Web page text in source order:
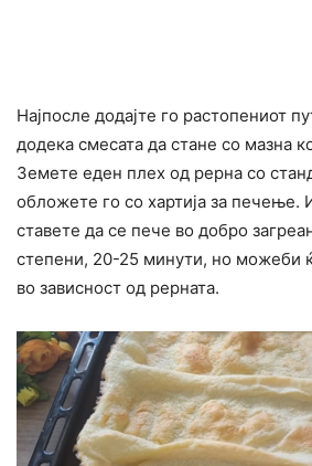
Најпосле додајте го растопениот
додека смесата да стане со мазна
Земете еден плех од рерна со
обложете го со хартија за печење.
ставете да се пече во добро
степени, 20-25 минути, но можеби
во зависност од рерната.